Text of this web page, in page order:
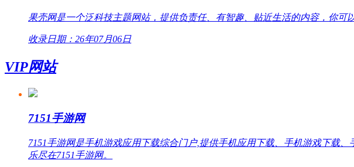
果壳网是一个泛科技主题网站，提供负责任、有智趣、贴近生活的内容，你
收录日期：26年07月06日
VIP网站
7151手游网
7151手游网是手机游戏应用下载综合门户,提供手机应用下载、手机游戏下载
乐尽在7151手游网。